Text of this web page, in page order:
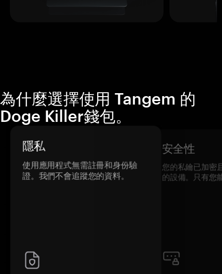
為什麼選擇使用 Tangem 的
Doge Killer錢包。
隱私
使用應用程式無需註冊和身份驗
證。我們不會追蹤您的資料。
安全性
您的私鑰已加密
的設備。只有您